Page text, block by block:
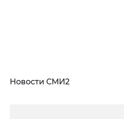
Новости СМИ2